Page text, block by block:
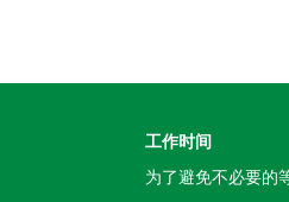
工作时间
为了避免不必要的